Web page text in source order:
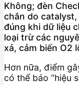
Không; đèn
chắn do catalyst,
đúng khi dữ liệu
loại trừ các
xả, cảm biến O2
Hơn nữa, điểm
có thể báo “hiệu